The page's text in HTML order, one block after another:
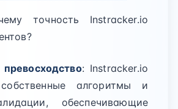
точность Instracker.io
: Instracker.io
алгоритмы и
обеспечивающие